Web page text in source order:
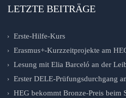
LETZTE BEITRÄGE
Erste-Hilfe-Kurs
Erasmus+-Kurzzeitprojekte am
Lesung mit Elia Barceló an der
Erster DELE-Prüfungsdurchgang
HEG bekommt Bronze-Preis beim